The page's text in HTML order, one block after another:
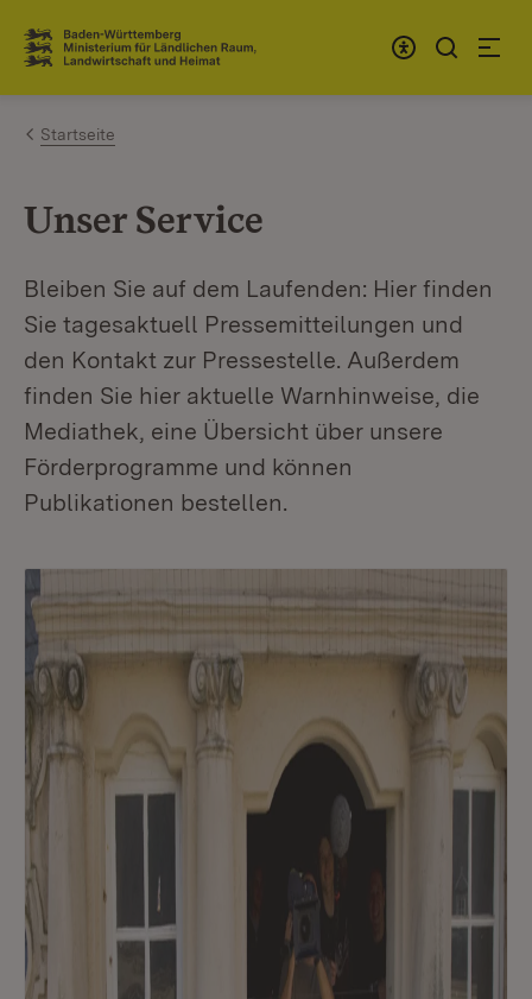
Zum Inhalt springen
Link zur Startseite
Startseite
Unser Service
Bleiben Sie auf dem Laufenden: Hier finden
Sie tagesaktuell Pressemitteilungen und
den Kontakt zur Pressestelle. Außerdem
finden Sie hier aktuelle Warnhinweise, die
Mediathek, eine Übersicht über unsere
Förderprogramme und können
Publikationen bestellen.